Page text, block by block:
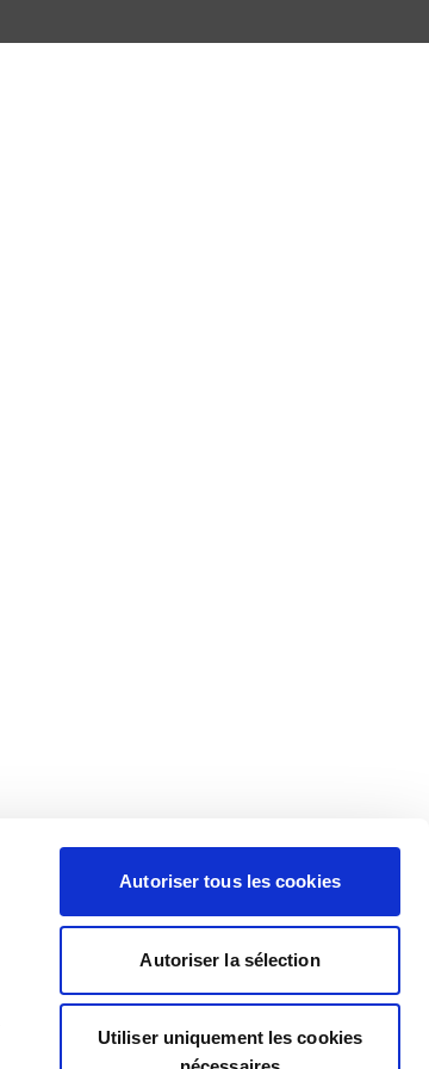
Autoriser tous les cookies
Autoriser la sélection
Utiliser uniquement les cookies